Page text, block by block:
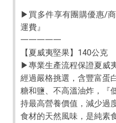
▶買多件享有團購優惠/
運費』
一一一一一
【夏威夷堅果】140公克
▶專業生產流程保證夏威
經過嚴格挑選，含豐富蛋
糖和鹽、不高溫油炸，『
持最高營養價值，減少過
食材的天然風味，是純素